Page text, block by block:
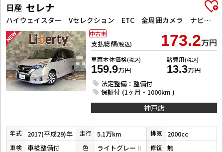
日産 セレナ
ハイウェイスター Vセレクション ETC 全周囲カメラ ナビ TV クリアランスソナー オートクルーズコントロール パークアシスト 衝突被害軽減システム 両側電動スライドドア オートライト LEDヘッドランプ スマートキー
支払総額(税込) 173.2万円
車両本体価格(税込)
159.9万円
諸費用(税込)
13.3万円
法定整備：整備付
保証付 (1ヶ月・1000km )
中古車
神戸店
年式 2017(平成29)年 走行 5.1万km 排気 2000cc
車検 車検整備付 色 ライトグレーⅡ 修復 無